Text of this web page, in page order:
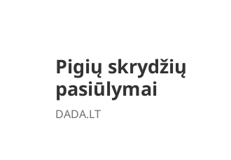
Pigių skrydžių
pasiūlymai
DADA.LT